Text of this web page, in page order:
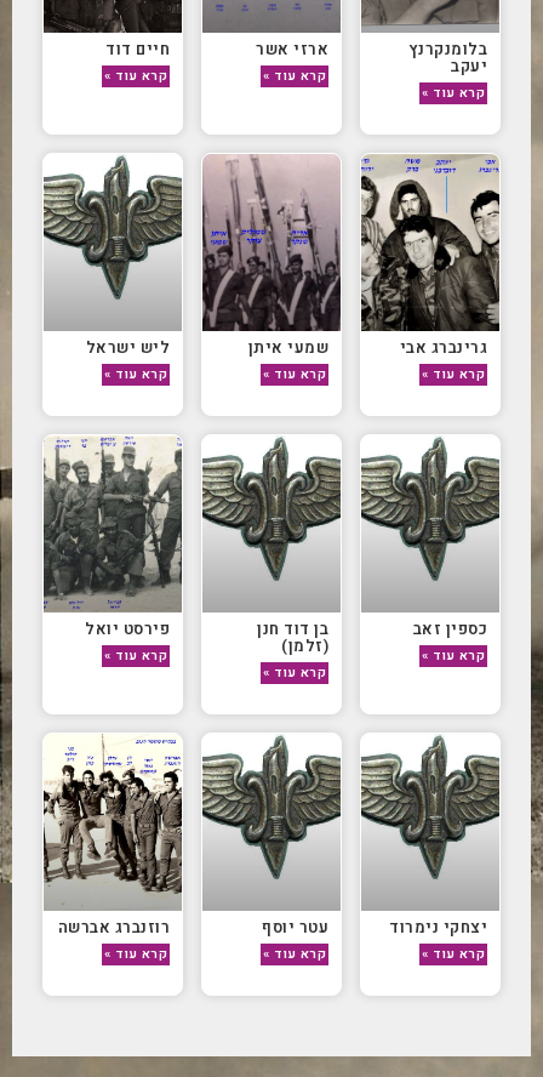
בלומנקרנץ
יעקב
קרא עוד »
ארזי אשר
קרא עוד »
חיים דוד
קרא עוד »
גרינברג אבי
קרא עוד »
שמעי איתן
קרא עוד »
ליש ישראל
קרא עוד »
כספין זאב
קרא עוד »
בן דוד חנן
(זלמן)
קרא עוד »
פירסט יואל
קרא עוד »
יצחקי נימרוד
קרא עוד »
עטר יוסף
קרא עוד »
רוזנברג אברשה
קרא עוד »